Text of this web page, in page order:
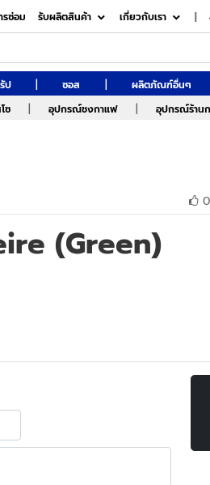
ซ่อม รับผลิตสินค้า เกี่ยวกับเรา |
ป | ซอส | ผลิตภัณฑ์อื่นๆ
ซ | อุปกรณ์ชงกาแฟ | อุปกรณ์ร้าน
0
(Green)